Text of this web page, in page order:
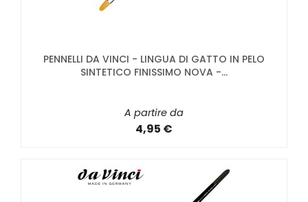
PENNELLI DA VINCI - LINGUA DI GATTO IN PELO
SINTETICO FINISSIMO NOVA -...
A partire da
4,95 €